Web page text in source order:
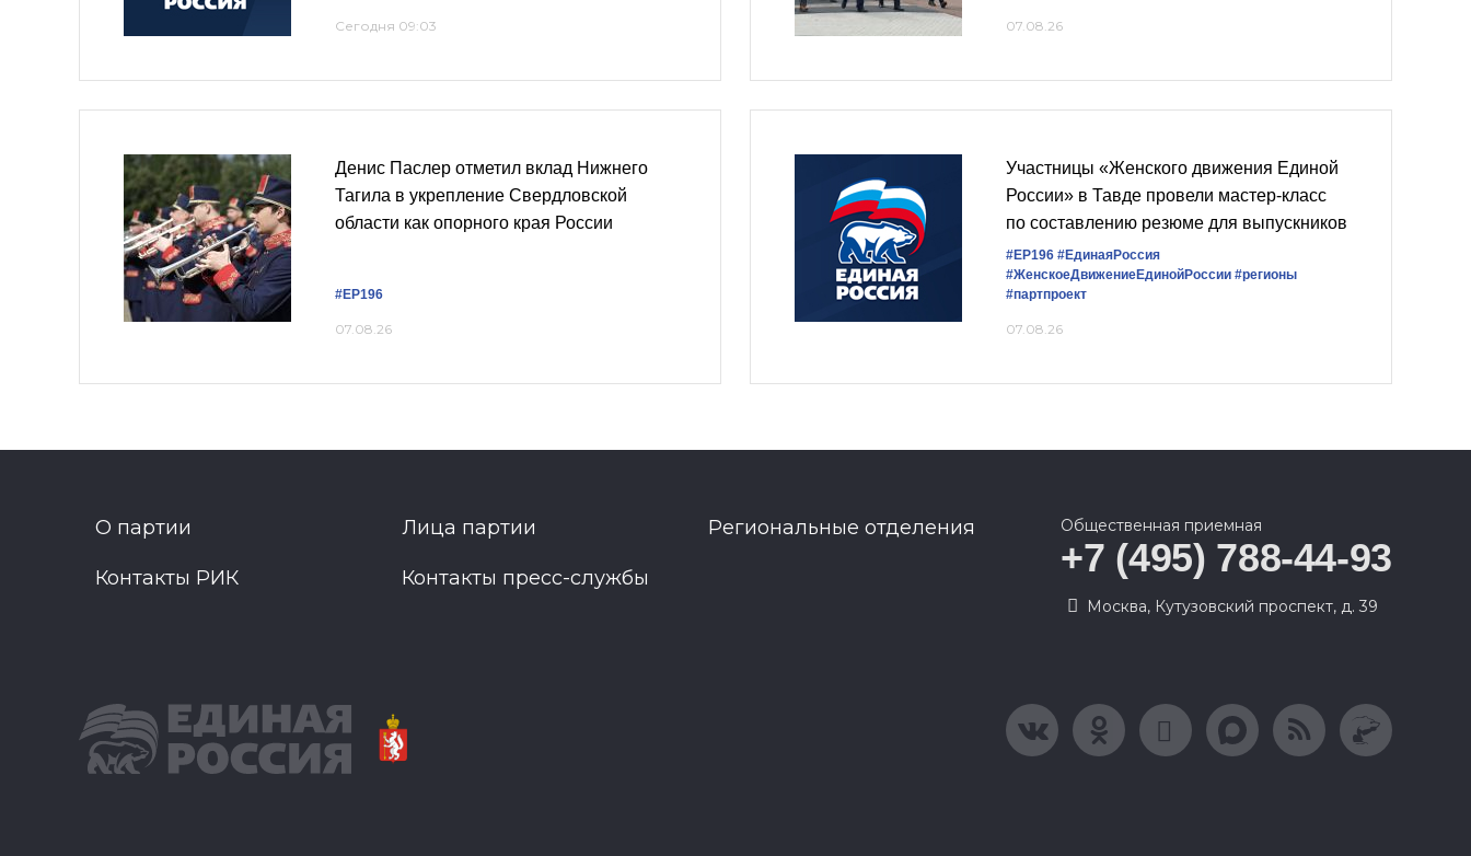
Сегодня 09:03 07.08.26
Денис Паслер отметил вклад Нижнего
Тагила в укрепление Свердловской
области как опорного края России
#ЕР196
07.08.26
Участницы «Женского движения Единой
России» в Тавде провели мастер-класс
по составлению резюме для выпускников
#ЕР196 #‎ЕдинаяРоссия
#ЖенскоеДвижениеЕдинойРоссии #регионы
#партпроект
07.08.26
О партии Лица партии Региональные отделения
Контакты РИК Контакты пресс-службы
Общественная приемная
+7 (495) 788-44-93
Москва, Кутузовский проспект, д. 39